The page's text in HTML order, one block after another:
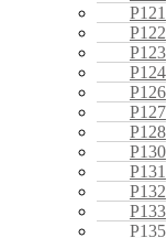
P121
P122
P123
P124
P126
P127
P128
P130
P131
P132
P133
P135